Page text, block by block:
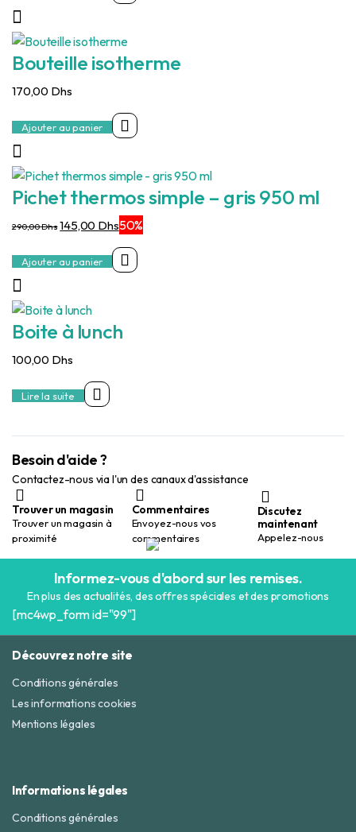
Bouteille isotherme
170,00 Dhs
Ajouter au panier
Pichet thermos simple – gris 950 ml
290,00DhsLe
initial
145,00 DhsLe
actuel
est :
50%
Ajouter au panier
Boite à lunch
100,00 Dhs
Lire la suite
Besoin d'aide ?
Contactez-nous via l'un des canaux d'assistance
Trouver un magasin
Trouver un magasin à
proximité
Commentaires
Envoyez-nous vos
commentaires
Discutez
maintenant
Appelez-nous
Informez-vous d'abord sur les remises.
En plus des actualités, des offres spéciales et des promotions
[mc4wp_form id="99"]
Découvrez notre site
Conditions générales
Les informations cookies
Mentions légales
Informations légales
Conditions générales